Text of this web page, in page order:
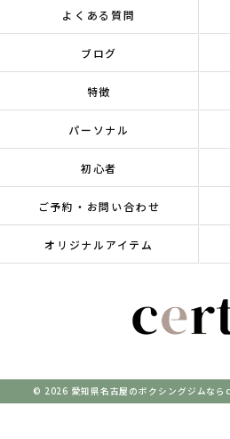
よくある質問
ブログ
特徴
パーソナル
初心者
ご予約・お問い合わせ
オリジナルアイテム
© 2026 愛知県名古屋のボクシングジムなら